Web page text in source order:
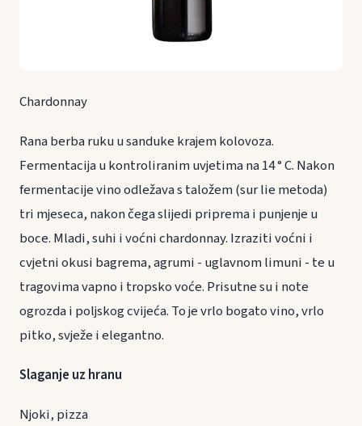
Chardonnay
Rana berba ruku u sanduke krajem kolovoza.
Fermentacija u kontroliranim uvjetima na 14 ° C. Nakon
fermentacije vino odležava s taložem (sur lie metoda)
tri mjeseca, nakon čega slijedi priprema i punjenje u
boce. Mladi, suhi i voćni chardonnay. Izraziti voćni i
cvjetni okusi bagrema, agrumi - uglavnom limuni - te u
tragovima vapno i tropsko voće. Prisutne su i note
ogrozda i poljskog cvijeća. To je vrlo bogato vino, vrlo
pitko, svježe i elegantno.
Slaganje uz hranu
Njoki, pizza